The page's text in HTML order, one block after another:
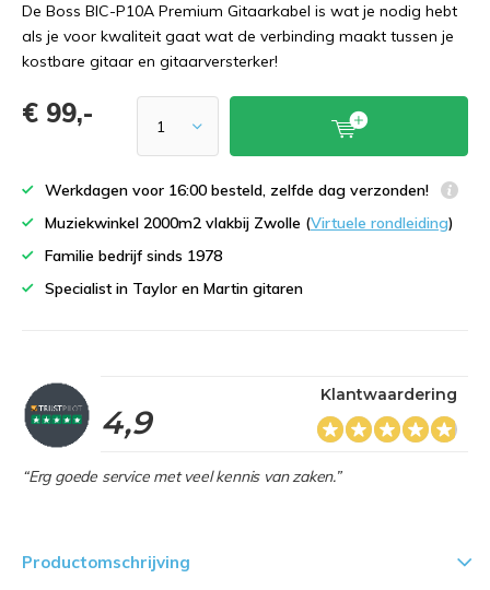
De Boss BIC-P10A Premium Gitaarkabel is wat je nodig hebt
als je voor kwaliteit gaat wat de verbinding maakt tussen je
kostbare gitaar en gitaarversterker!
€ 99,-
Werkdagen voor 16:00 besteld, zelfde dag verzonden!
Muziekwinkel 2000m2 vlakbij Zwolle (Virtuele rondleiding)
Familie bedrijf sinds 1978
Specialist in Taylor en Martin gitaren
4,9
Klantwaardering
“Erg goede service met veel kennis van zaken.”
Productomschrijving